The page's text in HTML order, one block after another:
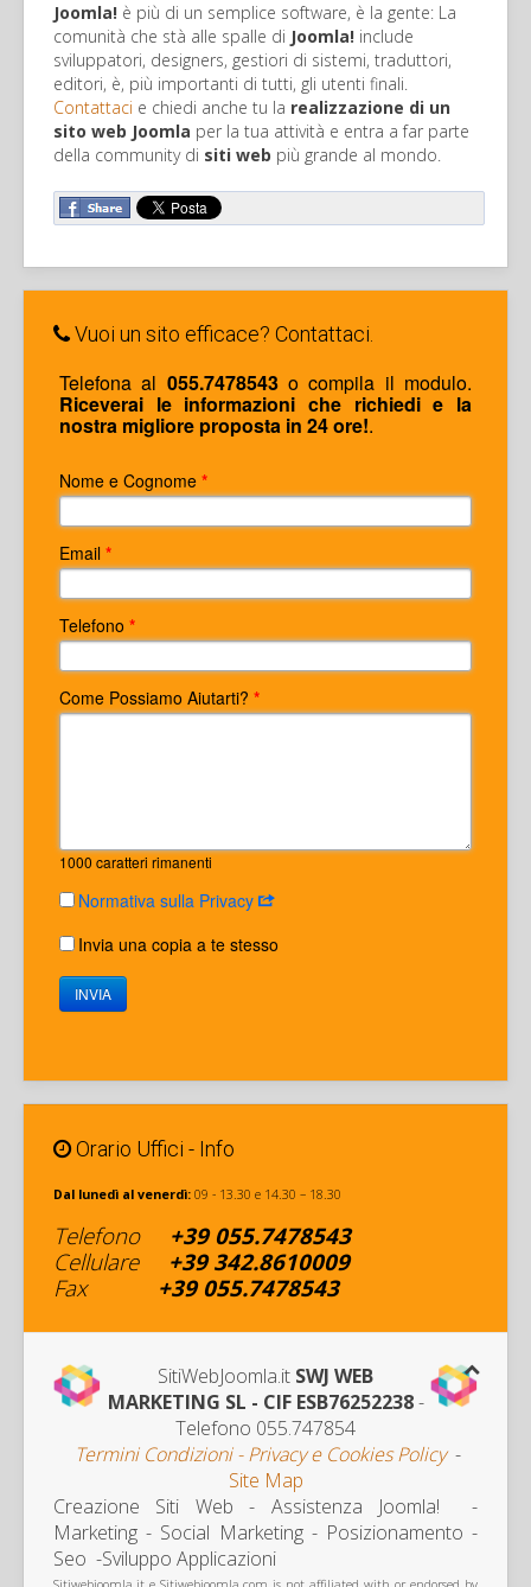
Joomla! è più di un semplice software, è la gente: La
comunità che stà alle spalle di Joomla! include
sviluppatori, designers, gestiori di sistemi, traduttori,
editori, è, più importanti di tutti, gli utenti finali.
Contattaci e chiedi anche tu la realizzazione di un
sito web Joomla per la tua attività e entra a far parte
della community di siti web più grande al mondo.
Vuoi un sito efficace? Contattaci.
Telefona al 055.7478543o compila il modulo.
Riceverai le informazioni che richiedi e la
nostra migliore proposta in 24 ore!.
Nome e Cognome *
Email *
Telefono *
Come Possiamo Aiutarti? *
1000 caratteri rimanenti
Normativa sulla Privacy
Invia una copia a te stesso
INVIA
Orario Uffici - Info
Dal lunedì al venerdì: 09 - 13.30 e 14.30 – 18.30
Telefono +39 055.7478543
Cellulare+39 342.8610009
Fax
+39 055.7478543
SitiWebJoomla.it SWJ WEB
MARKETING SL - CIF ESB76252238-
Telefono 055.747854
Termini Condizioni - Privacy e Cookies Policy-
Site Map
Creazione Siti Web - Assistenza Joomla! -
Marketing - Social Marketing - Posizionamento -
Seo -Sviluppo Applicazioni